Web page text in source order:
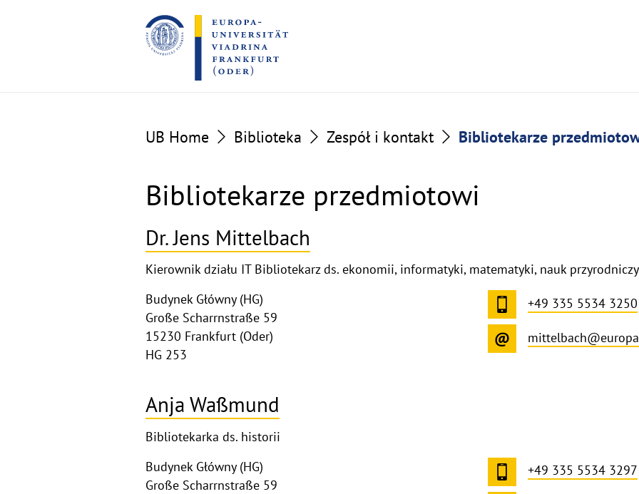
to
the
content
to
the
footer
UB Home Biblioteka Zespół i kontakt Bibliotekarze
Bibliotekarze przedmiotowi
Dr. Jens Mittelbach
Kierownik działu IT Bibliotekarz ds. ekonomii, informatyki, matematyki, nauk
Budynek Główny (HG)
Große Scharrnstraße 59
15230 Frankfurt (Oder)
HG 253
+49 335 5534 3250
Anja Waßmund
Bibliotekarka ds. historii
Budynek Główny (HG)
Große Scharrnstraße 59
+49 335 5534 3297